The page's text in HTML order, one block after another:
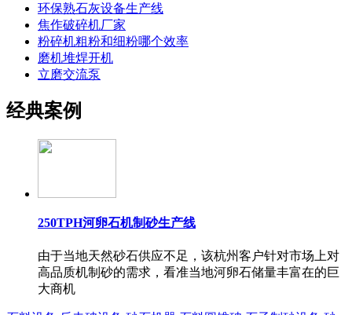
环保熟石灰设备生产线
焦作破碎机厂家
粉碎机粗粉和细粉哪个效率
磨机堆焊开机
立磨交流泵
经典案例
250TPH河卵石机制砂生产线
由于当地天然砂石供应不足，该杭州客户针对市场上对
高品质机制砂的需求，看准当地河卵石储量丰富在的巨
大商机